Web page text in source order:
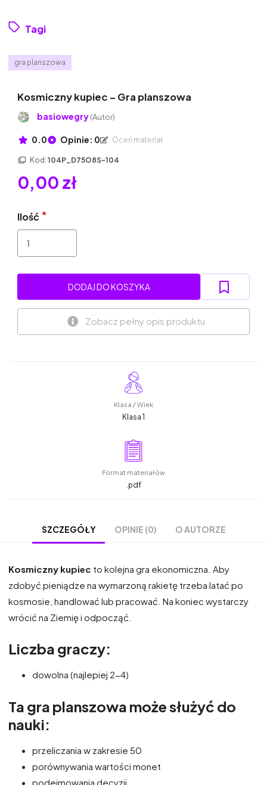
Tagi
gra planszowa
Kosmiczny kupiec – Gra planszowa
basiowegry(Autor)
0.0 Opinie: 0 Oceń materiał
Kod: 104P_D75O8S-104
0,00 zł
Ilość
DODAJ DO KOSZYKA
Zobacz pełny opis produktu
Klasa / Wiek
Klasa 1
Format materiałów
.pdf
SZCZEGÓŁY OPINIE (0) O AUTORZE
Kosmiczny kupiec to kolejna gra ekonomiczna. Aby
zdobyć pieniądze na wymarzoną rakietę trzeba latać po
kosmosie, handlować lub pracować. Na koniec wystarczy
wrócić na Ziemię i odpocząć.
Liczba graczy:
dowolna (najlepiej 2-4)
Ta gra planszowa może służyć do
nauki:
przeliczania w zakresie 50
porównywania wartości monet
podejmowania decyzji